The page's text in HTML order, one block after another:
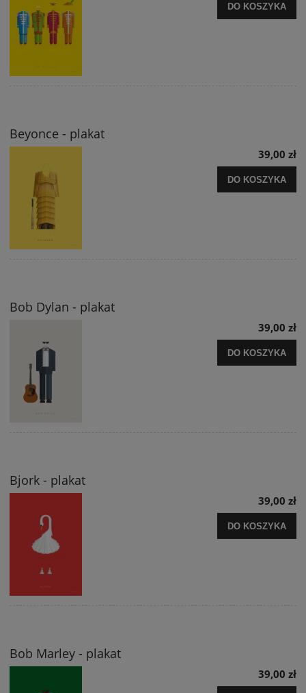
DO KOSZYKA
Beyonce - plakat
39,00 zł
DO KOSZYKA
Bob Dylan - plakat
39,00 zł
DO KOSZYKA
Bjork - plakat
39,00 zł
DO KOSZYKA
Bob Marley - plakat
39,00 zł